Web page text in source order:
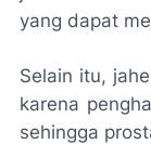
yang dapat
Selain itu,
karena
sehingga